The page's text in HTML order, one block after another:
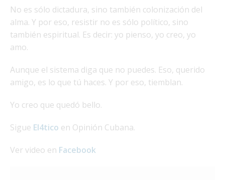
No es sólo dictadura, sino también colonización del
alma. Y por eso, resistir no es sólo político, sino
también espiritual. Es decir: yo pienso, yo creo, yo
amo.
Aunque el sistema diga que no puedes. Eso, querido
amigo, es lo que tú haces. Y por eso, tiemblan.
Yo creo que quedó bello.
Sigue El4tico en Opinión Cubana.
Ver video en Facebook